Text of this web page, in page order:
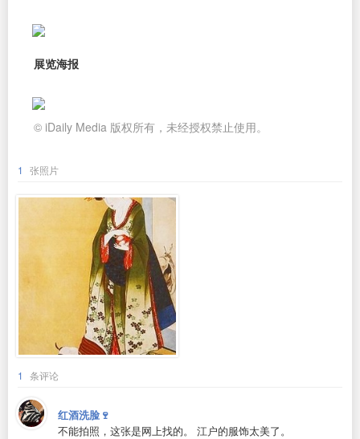
展览海报
© iDaily Media 版权所有，未经授权禁止使用。
1 张照片
1 条评论
红酒洗脸🍷
不能拍照，这张是网上找的。 江户的服饰太美了。